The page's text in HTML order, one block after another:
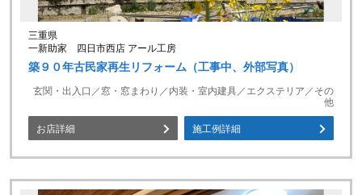
三重県
一新助家 四日市西店 アール工房
築９０年古民家再生リフォーム（工事中、外部写真）
玄関・出入口／窓・窓まわり／内装・室内建具／エクステリア／その
他
お店詳細 施工例詳細